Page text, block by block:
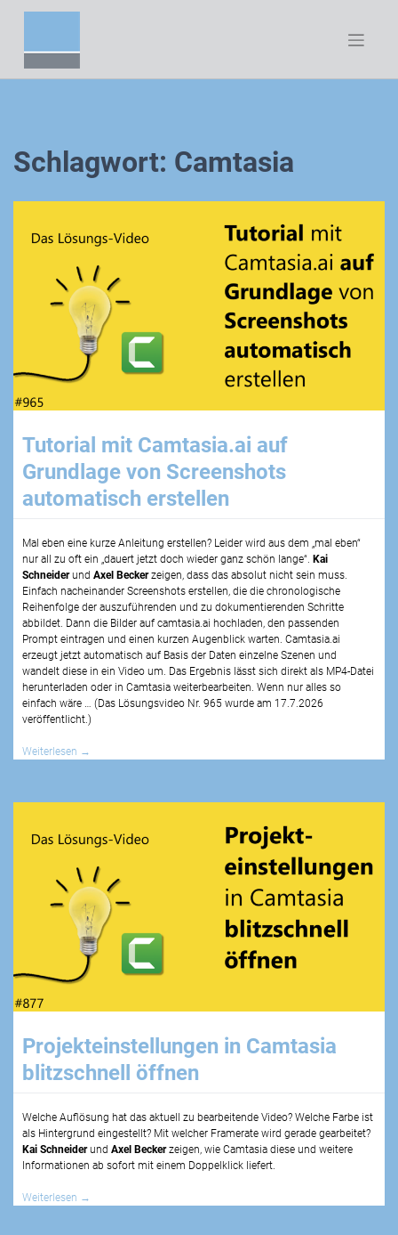
Schlagwort: Camtasia
Tutorial mit Camtasia.ai auf
Grundlage von Screenshots
automatisch erstellen
Mal eben eine kurze Anleitung erstellen? Leider wird aus dem „mal eben“
nur all zu oft ein „dauert jetzt doch wieder ganz schön lange“. Kai
Schneiderund Axel Beckerzeigen, dass das absolut nicht sein muss.
Einfach nacheinander Screenshots erstellen, die die chronologische
Reihenfolge der auszuführenden und zu dokumentierenden Schritte
abbildet. Dann die Bilder auf camtasia.ai hochladen, den passenden
Prompt eintragen und einen kurzen Augenblick warten. Camtasia.ai
erzeugt jetzt automatisch auf Basis der Daten einzelne Szenen und
wandelt diese in ein Video um. Das Ergebnis lässt sich direkt als MP4-Datei
herunterladen oder in Camtasia weiterbearbeiten. Wenn nur alles so
einfach wäre … (Das Lösungsvideo Nr. 965 wurde am 17.7.2026
veröffentlicht.)
Weiterlesen →
Projekteinstellungen in Camtasia
blitzschnell öffnen
Welche Auflösung hat das aktuell zu bearbeitende Video? Welche Farbe ist
als Hintergrund eingestellt? Mit welcher Framerate wird gerade gearbeitet?
Kai Schneiderund Axel Beckerzeigen, wie Camtasia diese und weitere
Informationen ab sofort mit einem Doppelklick liefert.
Weiterlesen →